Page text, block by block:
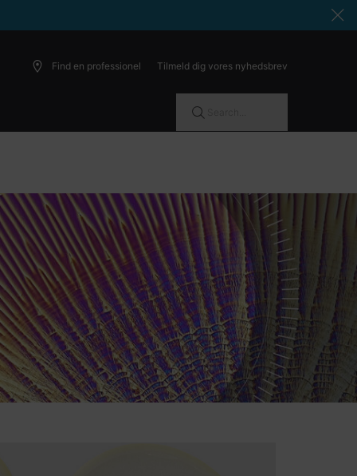
Find en professionel Tilmeld dig vores nyhedsbrev